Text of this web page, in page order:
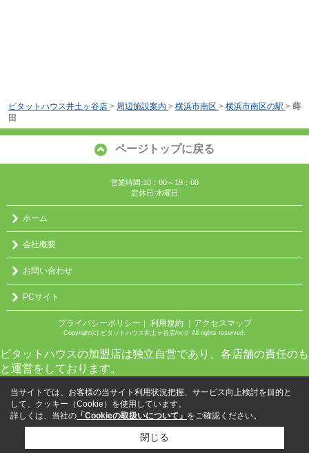
ピタットハウス井土ヶ谷店 > 周辺施設案内 > 横浜市南区 > 横浜市南区の駅 > 蒔
田
ページトップに戻る
営業時間:10：00～19：00
定休日:水曜日
ホーム
会社概要
お問い合わせ
PCサイト
プライバシーポリシー ｜ 利用規約 ｜アクセスマップ
Copyright(c) ピタットハウス井土ヶ谷店/㈱０ All rights reserved.
ピタットハウスの加盟店は独立自営であり、各店舗の責任のも
と運営をしております。
当サイトでは、お客様の当サイト利用状況把握、サービス向上検討を目的と
して、クッキー（Cookie）を使用しています。
詳しくは、当社の 「Cookieの取扱いについて」 をご確認ください。
閉じる